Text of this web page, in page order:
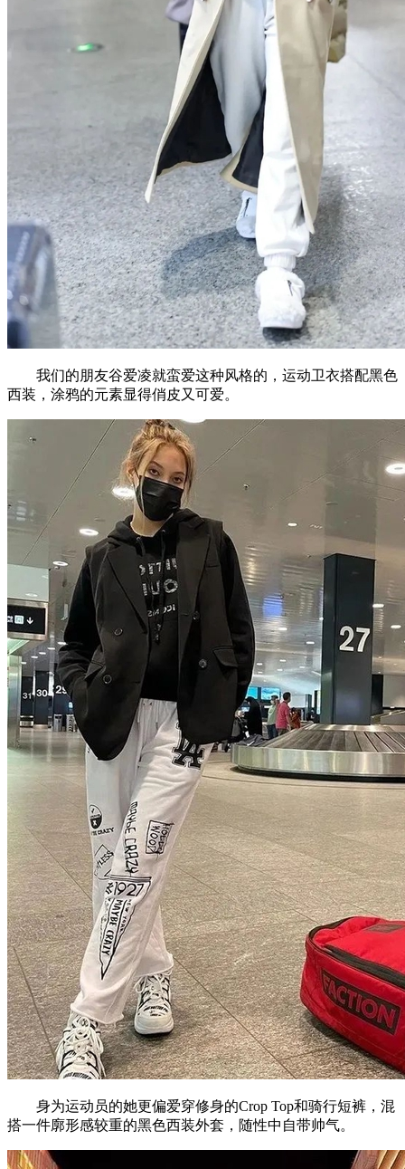
我们的朋友谷爱凌就蛮爱这种风格的，运动卫衣搭配黑色
西装，涂鸦的元素显得俏皮又可爱。
身为运动员的她更偏爱穿修身的Crop Top和骑行短裤，混
搭一件廓形感较重的黑色西装外套，随性中自带帅气。